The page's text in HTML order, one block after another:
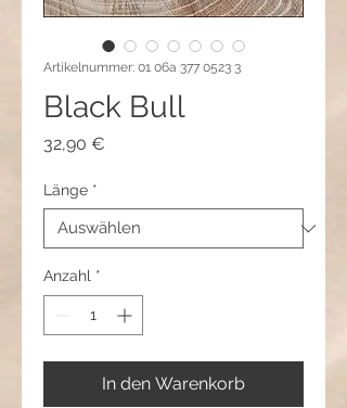
Artikelnummer: 01 06a 377 0523 3
Black Bull
32,90 €
Länge *
Anzahl *
In den Warenkorb